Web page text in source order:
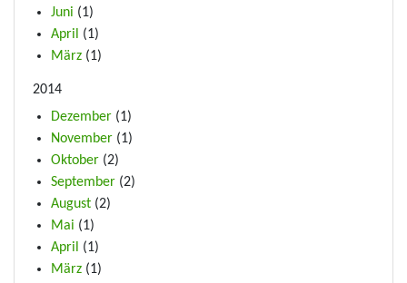
Juni (1)
April
(1)
März (1)
2014
Dezember (1)
November (1)
Oktober (2)
September (2)
August (2)
Mai (1)
April
(1)
März (1)